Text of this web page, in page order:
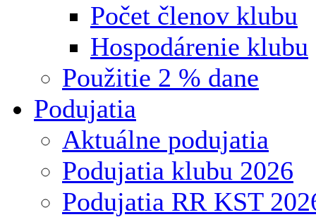
Počet členov klubu
Hospodárenie klubu
Použitie 2 % dane
Podujatia
Aktuálne podujatia
Podujatia klubu 2026
Podujatia RR KST